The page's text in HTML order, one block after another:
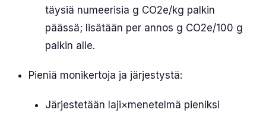
täysiä numeerisia g CO2e/kg palkin
päässä; lisätään per annos g CO2e/100 g
palkin alle.
Pieniä monikertoja ja järjestystä:
Järjestetään laji×menetelmä pieniksi